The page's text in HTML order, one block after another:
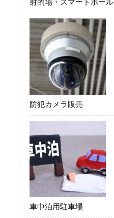
防犯カメラ販売
車中泊用駐車場